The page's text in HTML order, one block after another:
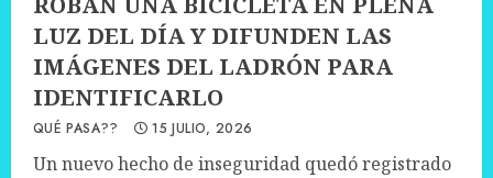
LUZ DEL DÍA Y DIFUNDEN LAS
IMÁGENES DEL LADRÓN PARA
IDENTIFICARLO
QUÉ PASA?? 15 JULIO, 2026
Un nuevo hecho de inseguridad quedó registrado